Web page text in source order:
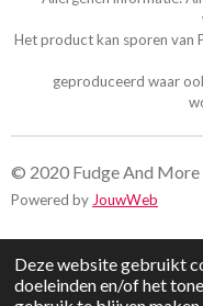
Deze website gebruikt
doeleinden en/of het
Het product kan sporen van
geproduceerd waar
© 2020 Fudge And More
Powered by JouwWeb